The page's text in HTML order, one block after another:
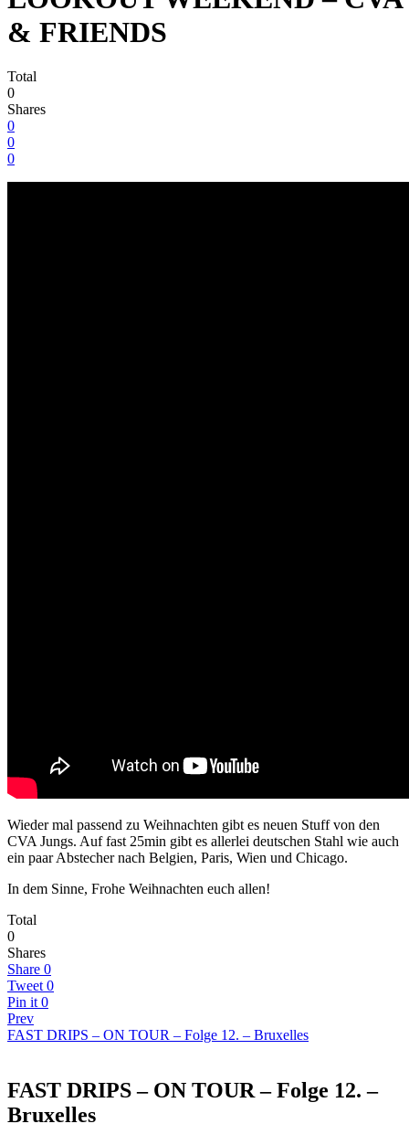
& FRIENDS
Total
0
Shares
0
0
0
Wieder mal passend zu Weihnachten gibt es neuen Stuff von den
CVA Jungs. Auf fast 25min gibt es allerlei deutschen Stahl wie auch
ein paar Abstecher nach Belgien, Paris, Wien und Chicago.
In dem Sinne, Frohe Weihnachten euch allen!
Total
0
Shares
Share 0
Tweet 0
Pin it 0
Prev
FAST DRIPS – ON TOUR – Folge 12. – Bruxelles
FAST DRIPS – ON TOUR – Folge 12. –
Bruxelles